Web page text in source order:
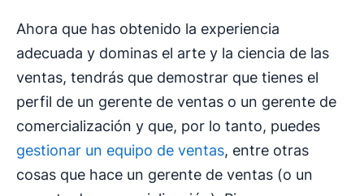
Ahora que has obtenido la experiencia
adecuada y dominas el arte y la ciencia de las
ventas, tendrás que demostrar que tienes el
perfil de un gerente de ventas o un gerente de
comercialización y que, por lo tanto, puedes
gestionar un equipo de ventas, entre otras
cosas que hace un gerente de ventas (o un